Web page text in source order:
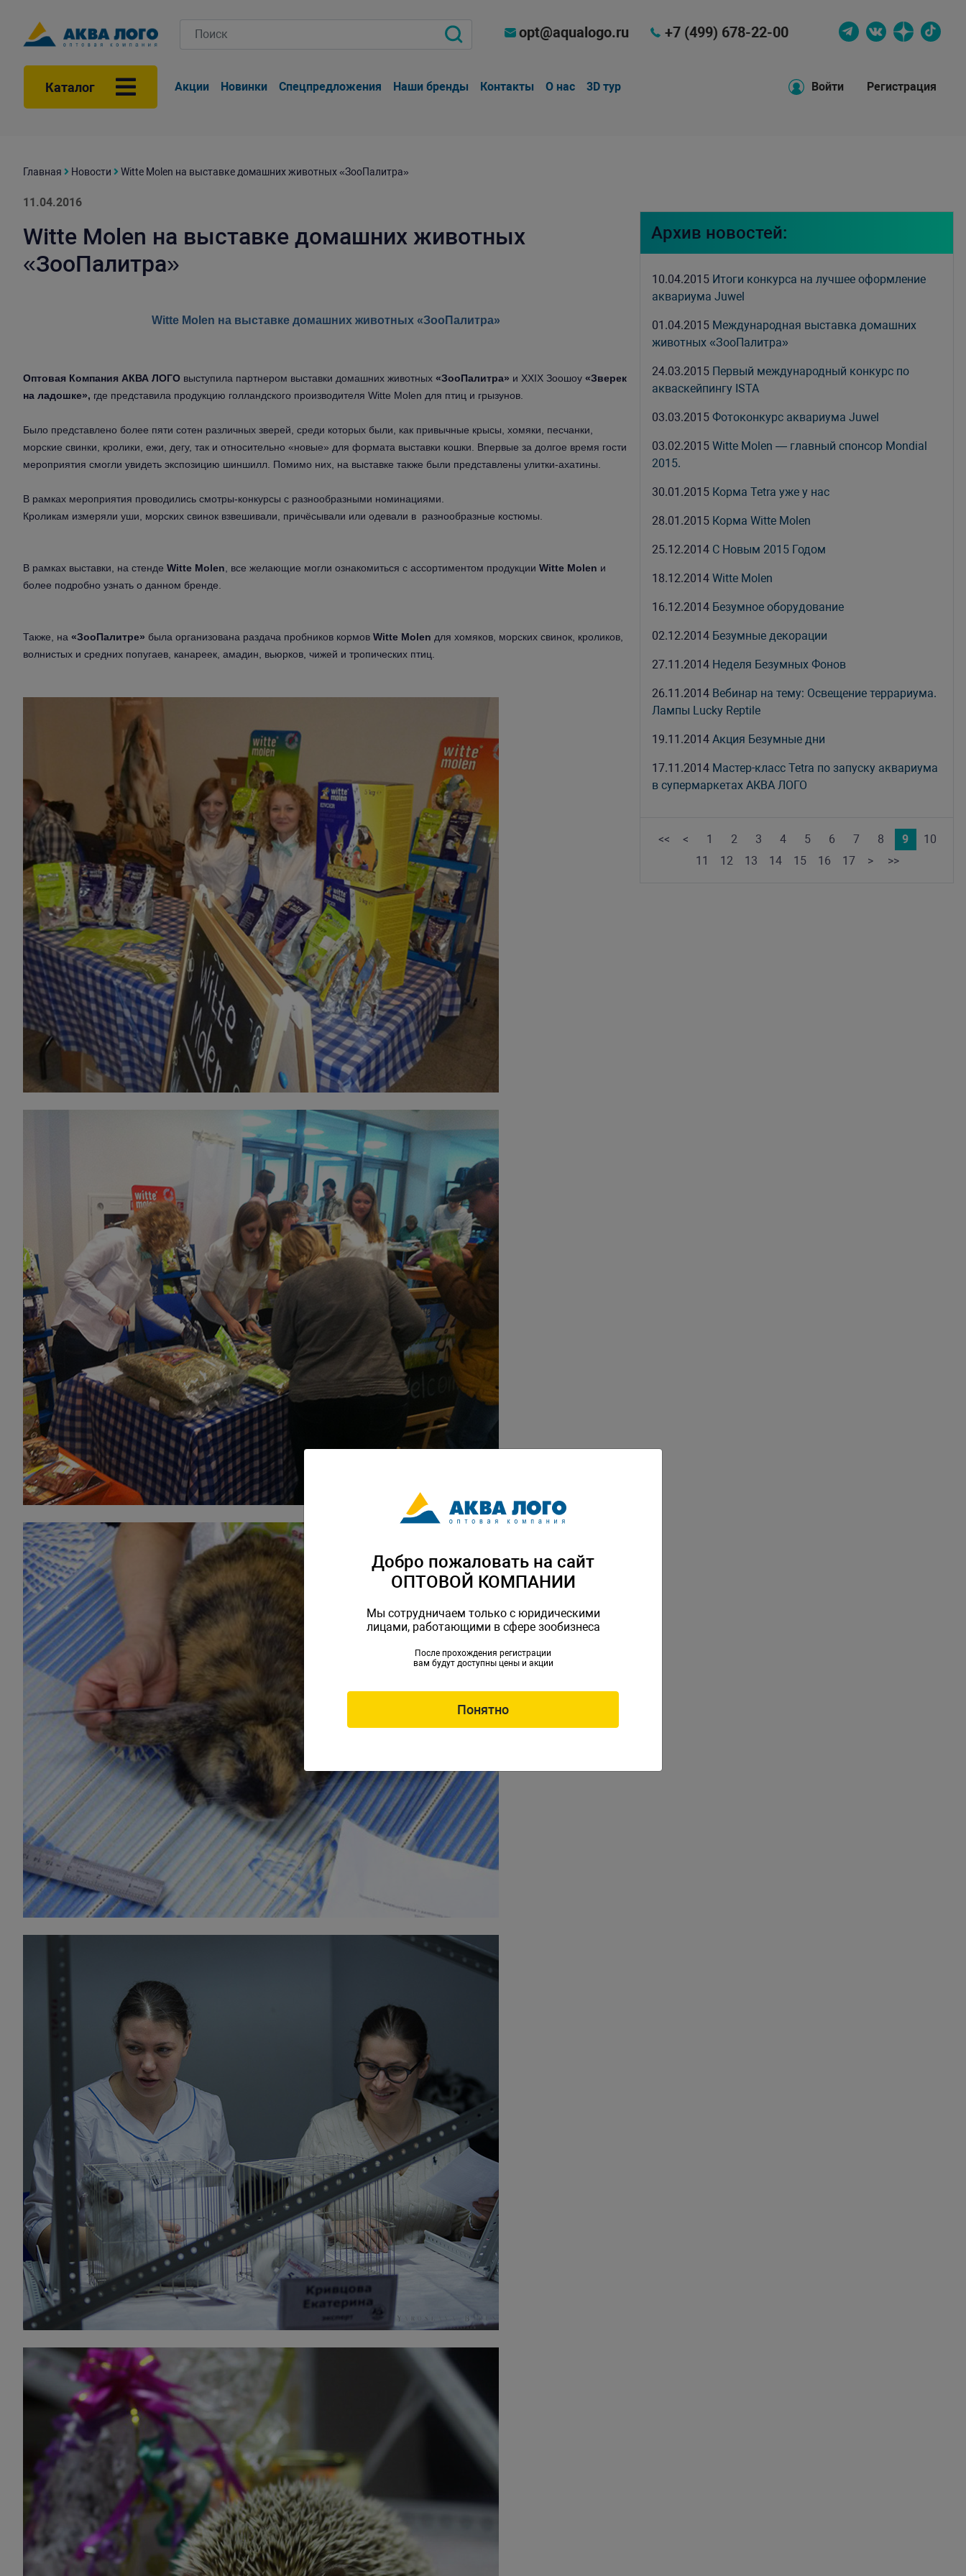
opt@aqualogo.ru +7 (499) 678-22-00
Каталог Акции Новинки Спецпредложения Наши бренды Контакты О нас 3D тур Войти Регистрация
Главная Новости Witte Molen на выставке домашних животных «ЗооПалитра»
11.04.2016
Witte Molen на выставке домашних животных
«ЗооПалитра»
Witte Molen на выставке домашних животных «ЗооПалитра»
Оптовая Компания АКВА ЛОГО выступила партнером выставки домашних животных «ЗооПалитра» и XXIX Зоошоу «Зверек
на ладошке», где представила продукцию голландского производителя Witte Molen для птиц и грызунов.
Было представлено более пяти сотен различных зверей, среди которых были, как привычные крысы, хомяки, песчанки,
морские свинки, кролики, ежи, дегу, так и относительно «новые» для формата выставки кошки. Впервые за долгое время гости
мероприятия смогли увидеть экспозицию шиншилл. Помимо них, на выставке также были представлены улитки-ахатины.
В рамках мероприятия проводились смотры-конкурсы с разнообразными номинациями.
Кроликам измеряли уши, морских свинок взвешивали, причёсывали или одевали в разнообразные костюмы.
В рамках выставки, на стенде Witte Molen , все желающие могли ознакомиться с ассортиментом продукции Witte Molen и
более подробно узнать о данном бренде.
Также, на «ЗооПалитре» была организована раздача пробников кормов Witte Molen для хомяков, морских свинок, кроликов,
волнистых и средних попугаев, канареек, амадин, вьюрков, чижей и тропических птиц.
Архив новостей:
10.04.2015 Итоги конкурса на лучшее оформление
аквариума Juwel
01.04.2015 Международная выставка домашних
животных «ЗооПалитра»
24.03.2015 Первый международный конкурс по
акваскейпингу ISTA
03.03.2015Фотоконкурс аквариума Juwel
03.02.2015Witte Molen — главный спонсор Mondial
2015.
30.01.2015 Корма Tetra уже у нас
28.01.2015 Корма Witte Molen
25.12.2014 С Новым 2015 Годом
18.12.2014Witte Molen
16.12.2014 Безумное оборудование
02.12.2014 Безумные декорации
27.11.2014 Неделя Безумных Фонов
26.11.2014 Вебинар на тему: Освещение террариума.
Лампы Lucky Reptile
19.11.2014Акция Безумные дни
17.11.2014 Мастер-класс Tetra по запуску аквариума
в супермаркетах АКВА ЛОГО
<< < 1 2 3 4 5 6 7 8 9
10
11
12 13 14 15 16 17 > >>
Добро пожаловать на сайт
ОПТОВОЙ КОМПАНИИ
Мы сотрудничаем только с юридическими
лицами, работающими в сфере зообизнеса
После прохождения регистрации
вам будут доступны цены и акции
Понятно